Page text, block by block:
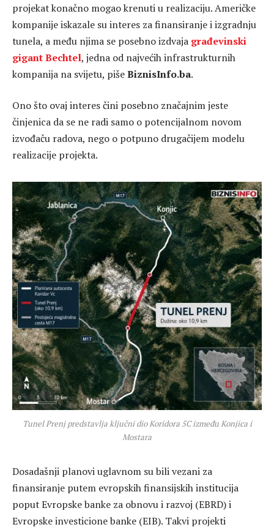
projekat konačno mogao krenuti u realizaciju. Američke
kompanije iskazale su interes za finansiranje i izgradnju
tunela, a među njima se posebno izdvaja građevinski
gigant Bechtel, jedna od najvećih infrastrukturnih
kompanija na svijetu, pišeBiznisInfo.ba.
Ono što ovaj interes čini posebno značajnim jeste
činjenica da se ne radi samo o potencijalnom novom
izvođaču radova, nego o potpuno drugačijem modelu
realizacije projekta.
Tunel Prenj predstavlja ključni dio Koridora 5C između Konjica i
Mostara
Dosadašnji planovi uglavnom su bili vezani za
finansiranje putem evropskih finansijskih institucija
poput Evropske banke za obnovu i razvoj (EBRD) i
Evropske investicione banke (EIB). Takvi projekti